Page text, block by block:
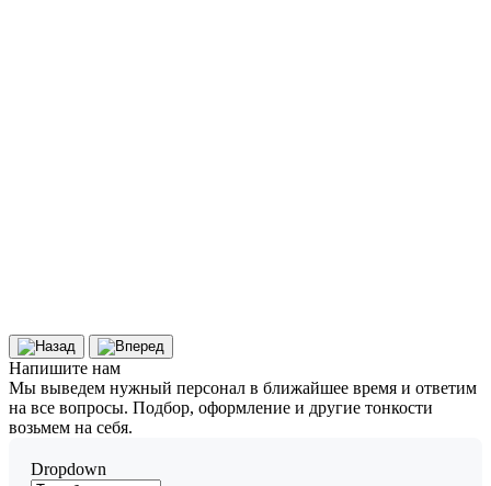
Напишите нам
Мы выведем нужный персонал в ближайшее время и ответим
на все вопросы. Подбор, оформление и другие тонкости
возьмем на себя.
Dropdown